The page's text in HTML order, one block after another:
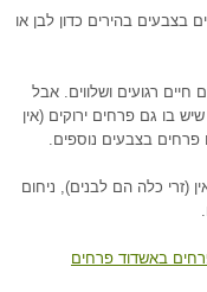
בצבעים בהירים כדון לבן או
רגועים ושלווים. אבל
בו גם פרחים ירוקים (אין
פרחים בצבעים נוספים.
(זרי כלה הם לבנים), ניחום
באשדוד פרחים